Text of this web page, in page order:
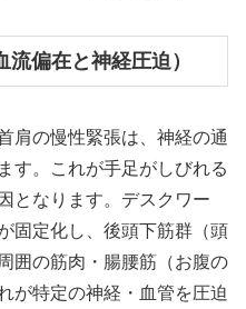
偏在と神経圧迫）
肩の慢性緊張は、神経の通
す。これが手足がしびれる
となります。デスクワー
固定化し、後頭下筋群（頭
囲の筋肉・腸腰筋（お腹の
が特定の神経・血管を圧迫